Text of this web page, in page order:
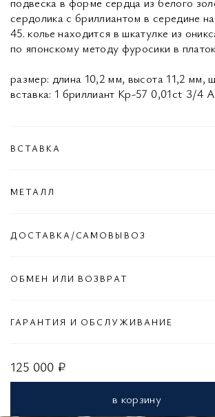
125 000 ₽
в корзину
сердолика с бриллиантом в середине
45. колье находится в шкатулке из
по японскому методу фуросики в
размер: длина 10,2 мм, высота 11,2 мм,
вставка: 1 бриллиант Кр-57 0,01ct 3/4 А
ВСТАВКА
МЕТАЛЛ
ДОСТАВКА/САМОВЫВОЗ
ОБМЕН ИЛИ ВОЗВРАТ
ГАРАНТИЯ И ОБСЛУЖИВАНИЕ